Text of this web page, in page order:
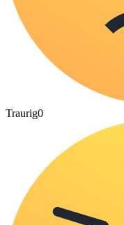
Traurig0